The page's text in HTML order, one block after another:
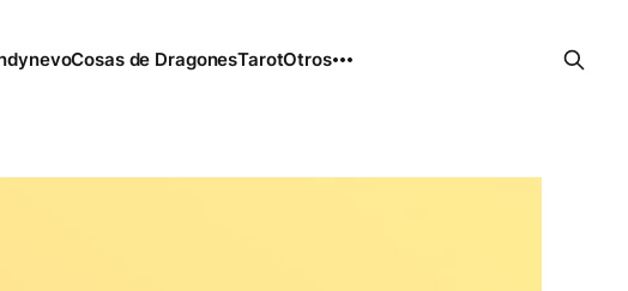
Cosas de DragonesTarotOtros